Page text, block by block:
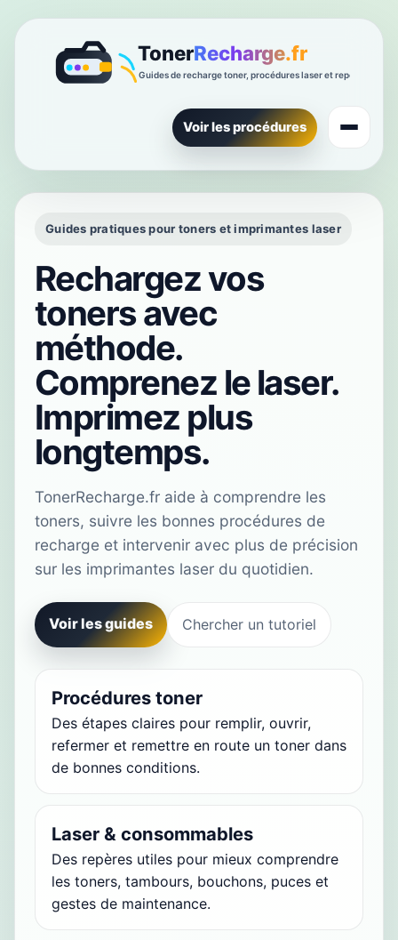
Voir les procédures
Guides pratiques pour toners et imprimantes laser
Rechargez vos
toners avec
méthode.
Comprenez le laser.
Imprimez plus
longtemps.
TonerRecharge.fr aide à comprendre les
toners, suivre les bonnes procédures de
recharge et intervenir avec plus de précision
sur les imprimantes laser du quotidien.
Voir les guides Chercher un tutoriel
Procédures toner
Des étapes claires pour remplir, ouvrir,
refermer et remettre en route un toner dans
de bonnes conditions.
Laser & consommables
Des repères utiles pour mieux comprendre
les toners, tambours, bouchons, puces et
gestes de maintenance.